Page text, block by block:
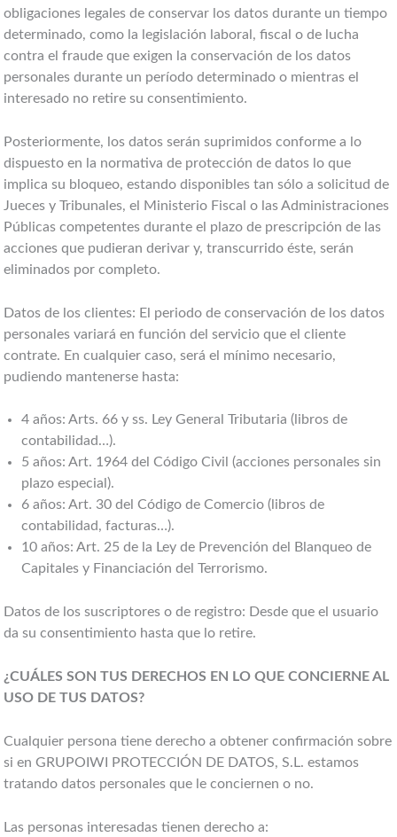
obligaciones legales de conservar los datos durante un tiempo
determinado, como la legislación laboral, fiscal o de lucha
contra el fraude que exigen la conservación de los datos
personales durante un período determinado o mientras el
interesado no retire su consentimiento.
Posteriormente, los datos serán suprimidos conforme a lo
dispuesto en la normativa de protección de datos lo que
implica su bloqueo, estando disponibles tan sólo a solicitud de
Jueces y Tribunales, el Ministerio Fiscal o las Administraciones
Públicas competentes durante el plazo de prescripción de las
acciones que pudieran derivar y, transcurrido éste, serán
eliminados por completo.
Datos de los clientes: El periodo de conservación de los datos
personales variará en función del servicio que el cliente
contrate. En cualquier caso, será el mínimo necesario,
pudiendo mantenerse hasta:
4 años: Arts. 66 y ss. Ley General Tributaria (libros de
contabilidad…).
5 años: Art. 1964 del Código Civil (acciones personales sin
plazo especial).
6 años: Art. 30 del Código de Comercio (libros de
contabilidad, facturas…).
10 años: Art. 25 de la Ley de Prevención del Blanqueo de
Capitales y Financiación del Terrorismo.
Datos de los suscriptores o de registro: Desde que el usuario
da su consentimiento hasta que lo retire.
¿CUÁLES SON TUS DERECHOS EN LO QUE CONCIERNE AL
USO DE TUS DATOS?
Cualquier persona tiene derecho a obtener confirmación sobre
si en GRUPOIWI PROTECCIÓN DE DATOS, S.L. estamos
tratando datos personales que le conciernen o no.
Las personas interesadas tienen derecho a: